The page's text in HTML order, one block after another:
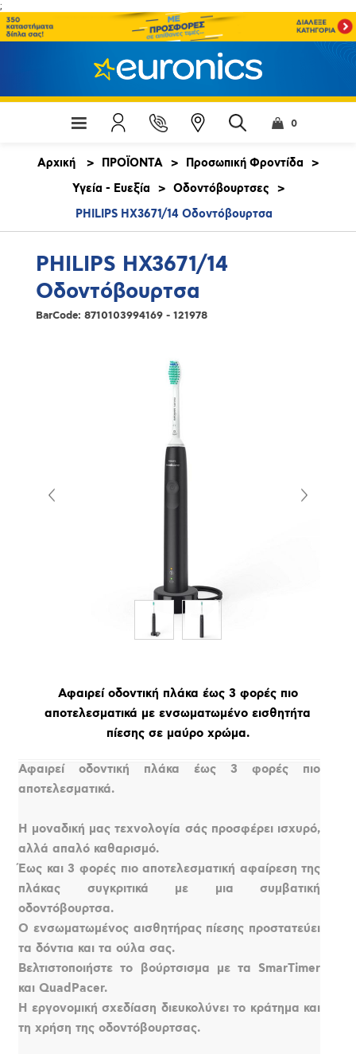
;
0
Αρχική > ΠΡΟΪΟΝΤΑ > Προσωπική Φροντίδα
>
Υγεία - Ευεξία
> Οδοντόβουρτσες
>
PHILIPS HX3671/14 Οδοντόβουρτσα
PHILIPS HX3671/14
Οδοντόβουρτσα
BarCode: 8710103994169 - 121978
Αφαιρεί οδοντική πλάκα έως 3 φορές πιο
αποτελεσματικά με ενσωματωμένο εισθητήτα
πίεσης σε μαύρο χρώμα.
Αφαιρεί οδοντική πλάκα έως 3 φορές πιο
αποτελεσματικά.
Η μοναδική μας τεχνολογία σάς προσφέρει ισχυρό,
αλλά απαλό καθαρισμό.
Έως και 3 φορές πιο αποτελεσματική αφαίρεση της
πλάκας συγκριτικά με μια συμβατική
οδοντόβουρτσα.
Ο ενσωματωμένος αισθητήρας πίεσης προστατεύει
τα δόντια και τα ούλα σας.
Βελτιστοποιήστε το βούρτσισμα με τα SmarTimer
και QuadPacer.
Η εργονομική σχεδίαση διευκολύνει το κράτημα και
τη χρήση της οδοντόβουρτσας.